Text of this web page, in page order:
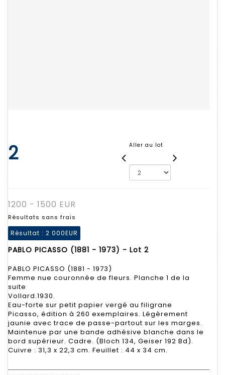
2 Aller au lot
1200 - 1500 EUR
Résultats sans frais
Résultat : 2 000EUR
PABLO PICASSO (1881 - 1973) - Lot 2
PABLO PICASSO (1881 - 1973)
Femme nue couronnée de fleurs. Planche 1 de la
suite
Vollard.1930.
Eau-forte sur petit papier vergé au filigrane
Picasso, édition à 260 exemplaires. Légèrement
jaunie avec trace de passe-partout sur les marges.
Maintenue par une bande adhésive blanche dans le
bord supérieur. Cadre. (Bloch 134, Geiser 192 Bd).
Cuivre : 31,3 x 22,3 cm. Feuillet : 44 x 34 cm.